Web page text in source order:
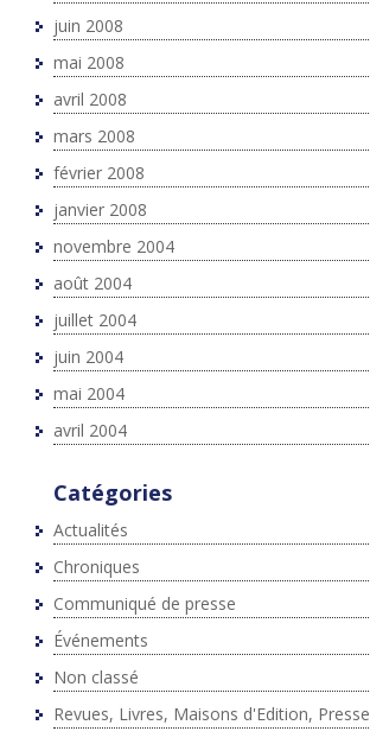
juin 2008
mai 2008
avril 2008
mars 2008
février 2008
janvier 2008
novembre 2004
août 2004
juillet 2004
juin 2004
mai 2004
avril 2004
Catégories
Actualités
Chroniques
Communiqué de presse
Événements
Non classé
Revues, Livres, Maisons d'Edition, Presse